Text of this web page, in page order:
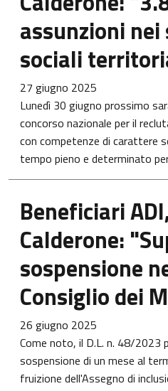
assunzioni nei
sociali
27 giugno 2025
Lunedì 30 giugno prossimo
concorso nazionale per il
con competenze di carattere
tempo pieno e determinato
Beneficiari
Calderone:
sospensione
Consiglio dei
26 giugno 2025
Come noto, il D.L. n. 48/2023
sospensione di un mese al
fruizione dell'Assegno di